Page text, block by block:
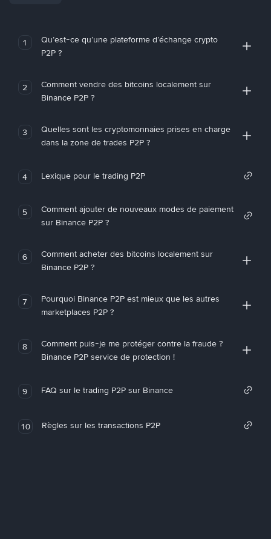
1
Qu’est-ce qu’une plateforme d’échange crypto
P2P ?
2
Comment vendre des bitcoins localement sur
Binance P2P ?
3
Quelles sont les cryptomonnaies prises en charge
dans la zone de trades P2P ?
4 Lexique pour le trading P2P
5
Comment ajouter de nouveaux modes de paiement
sur Binance P2P ?
6
Comment acheter des bitcoins localement sur
Binance P2P ?
7
Pourquoi Binance P2P est mieux que les autres
marketplaces P2P ?
8
Comment puis-je me protéger contre la fraude ?
Binance P2P service de protection !
9 FAQ sur le trading P2P sur Binance
10 Règles sur les transactions P2P